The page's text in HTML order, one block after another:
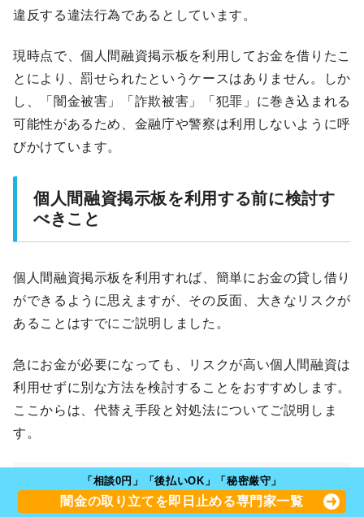
違反する違法行為であるとしています。
現時点で、個人間融資掲示板を利用してお金を借りたこ
とにより、罰せられたというケースはありません。しか
し、「闇金被害」「詐欺被害」「犯罪」に巻き込まれる
可能性があるため、金融庁や警察は利用しないように呼
びかけています。
個人間融資掲示板を利用する前に検討す
べきこと
個人間融資掲示板を利用すれば、簡単にお金の貸し借り
ができるように思えますが、その反面、大きなリスクが
あることはすでにご説明しました。
急にお金が必要になっても、リスクが高い個人間融資は
利用せずに別な方法を検討することをおすすめします。
ここからは、代替え手段と対処法についてご説明しま
す。
中小の貸金業者を利用する
「相談0円」「後払いOK」「秘密厳守」
闇金の取り立てを即日止める専門家一覧